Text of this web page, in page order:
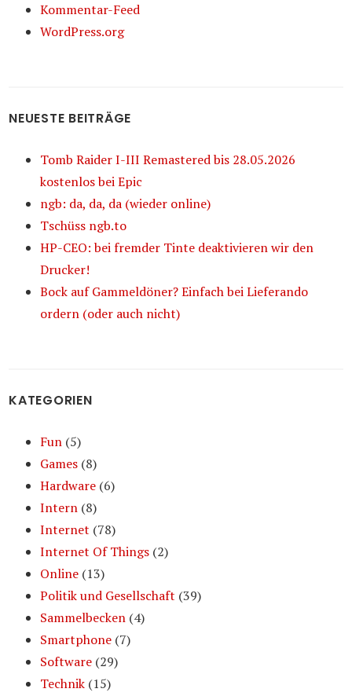
Kommentar-Feed
WordPress.org
NEUESTE BEITRÄGE
Tomb Raider I-III Remastered bis 28.05.2026
kostenlos bei Epic
ngb: da, da, da (wieder online)
Tschüss ngb.to
HP-CEO: bei fremder Tinte deaktivieren wir den
Drucker!
Bock auf Gammeldöner? Einfach bei Lieferando
ordern (oder auch nicht)
KATEGORIEN
Fun (5)
Games (8)
Hardware (6)
Intern (8)
Internet (78)
Internet Of Things (2)
Online (13)
Politik und Gesellschaft (39)
Sammelbecken (4)
Smartphone (7)
Software (29)
Technik (15)